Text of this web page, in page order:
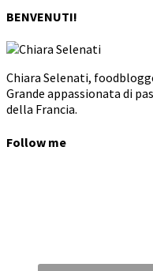
BENVENUTI!
Chiara Selenati,
Grande appassionata di
della Francia.
Follow me